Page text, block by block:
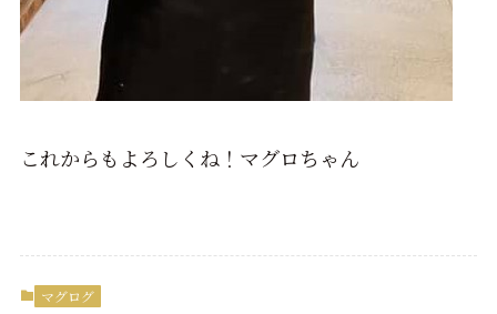
これからもよろしくね！マグロちゃん
マグログ